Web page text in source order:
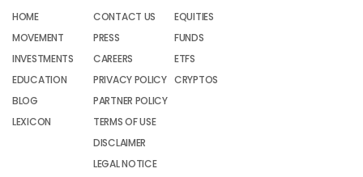
HOME
MOVEMENT
INVESTMENTS
EDUCATION
BLOG
LEXICON
CONTACT US
PRESS
CAREERS
PRIVACY POLICY
PARTNER POLICY
TERMS OF USE
DISCLAIMER
LEGAL NOTICE
EQUITIES
FUNDS
ETFS
CRYPTOS